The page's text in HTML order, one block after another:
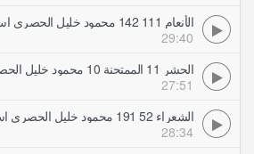
29:40
27:51
28:34